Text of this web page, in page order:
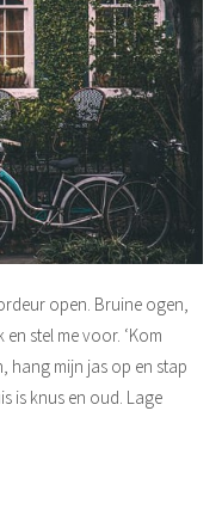
open. Bruine ogen,
stel me voor. ‘Kom
hang mijn jas op en stap
is knus en oud. Lage